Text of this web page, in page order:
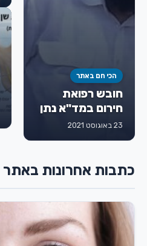
הכי חם באתר
חובש רפואת
חירום במד"א נתן
גורמן ז"ל
23 באוגוסט 2021
כתבות אחרונות באתר